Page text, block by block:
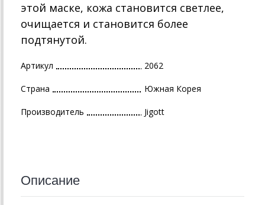
этой маске, кожа становится светлее,
очищается и становится более
подтянутой.
Артикул 2062
Страна Южная Корея
Производитель Jigott
Описание